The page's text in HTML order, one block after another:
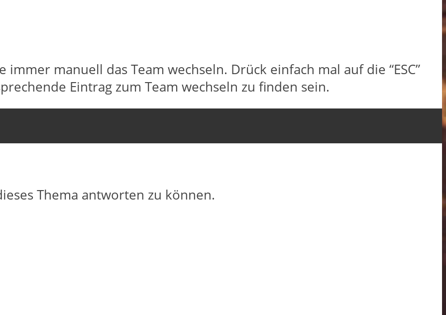
manuell das Team wechseln. Drück einfach mal auf die “ESC”
Eintrag zum Team wechseln zu finden sein.
Thema antworten zu können.